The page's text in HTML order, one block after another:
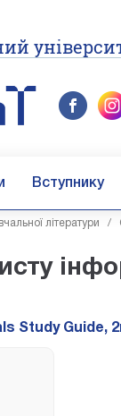
Вступнику
літератури /
Study Guide,